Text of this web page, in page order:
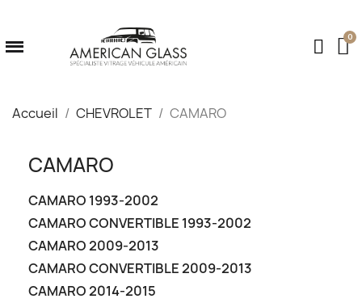
Accueil CHEVROLET CAMARO
CAMARO
CAMARO 1993-2002
CAMARO CONVERTIBLE 1993-2002
CAMARO 2009-2013
CAMARO CONVERTIBLE 2009-2013
CAMARO 2014-2015